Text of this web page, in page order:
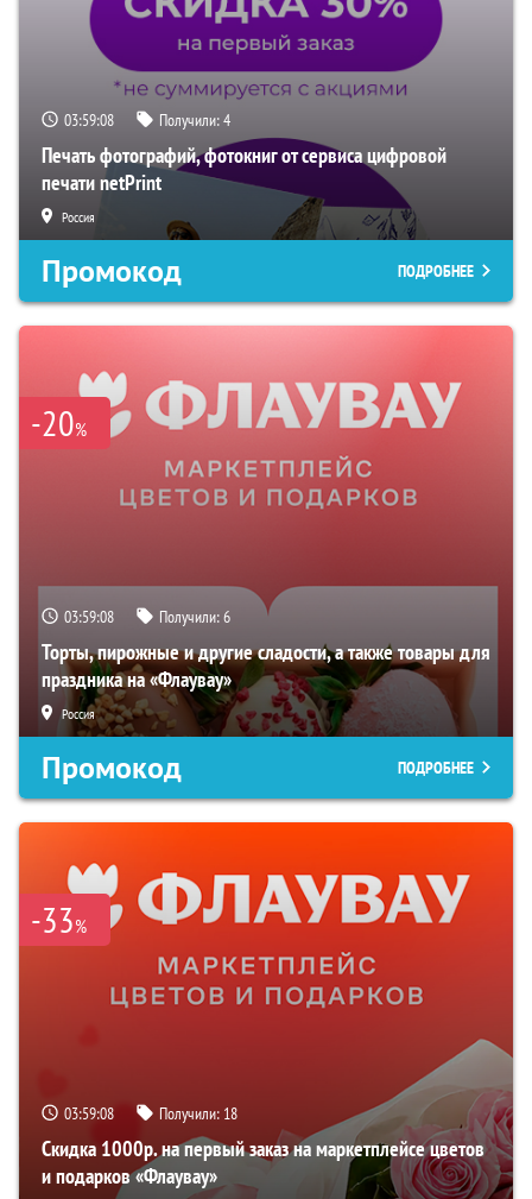
03:59:07 Получили:4
Печать фотографий, фотокниг от сервиса цифровой
печати netPrint
Россия
Промокод ПОДРОБНЕЕ
-20%
03:59:07 Получили:6
Торты, пирожные и другие сладости, а также товары для
праздника на «Флаувау»
Россия
Промокод ПОДРОБНЕЕ
-33%
03:59:07 Получили: 18
Скидка 1000р. на первый заказ на маркетплейсе цветов
и подарков «Флаувау»